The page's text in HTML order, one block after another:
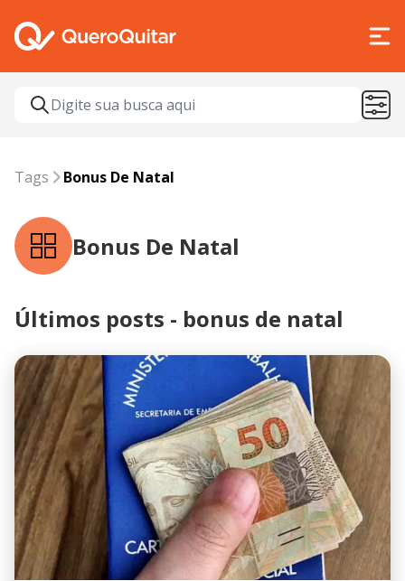
Tags bonus de natal
Tags Bonus De Natal
Bonus De Natal
Últimos posts - bonus de natal